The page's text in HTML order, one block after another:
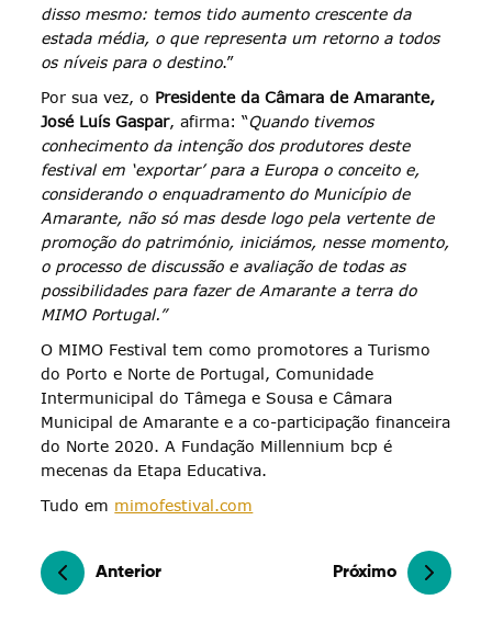
disso mesmo: temos tido aumento crescente da
estada média, o que representa um retorno a todos
os níveis para o destino.”
Por sua vez, o Presidente da Câmara de Amarante,
José Luís Gaspar, afirma: “Quando tivemos
conhecimento da intenção dos produtores deste
festival em ‘exportar’ para a Europa o conceito e,
considerando o enquadramento do Município de
Amarante, não só mas desde logo pela vertente de
promoção do património, iniciámos, nesse momento,
o processo de discussão e avaliação de todas as
possibilidades para fazer de Amarante a terra do
MIMO Portugal.”
O MIMO Festival tem como promotores a Turismo
do Porto e Norte de Portugal, Comunidade
Intermunicipal do Tâmega e Sousa e Câmara
Municipal de Amarante e a co-participação financeira
do Norte 2020. A Fundação Millennium bcp é
mecenas da Etapa Educativa.
Tudo em mimofestival.com
Anterior Próximo